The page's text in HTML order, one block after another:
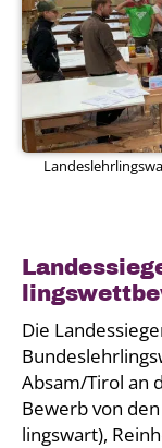
Die
Absam/Tirol an
Bewerb von
lings­wart),